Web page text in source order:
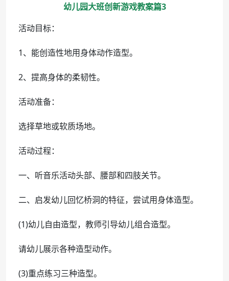
幼儿园大班创新游戏教案篇3
活动目标：
1、能创造性地用身体动作造型。
2、提高身体的柔韧性。
活动准备：
选择草地或软质场地。
活动过程：
一、听音乐活动头部、腰部和四肢关节。
二、启发幼儿回忆桥洞的特征，尝试用身体造型。
(1)幼儿自由造型，教师引导幼儿组合造型。
请幼儿展示各种造型动作。
(3)重点练习三种造型。